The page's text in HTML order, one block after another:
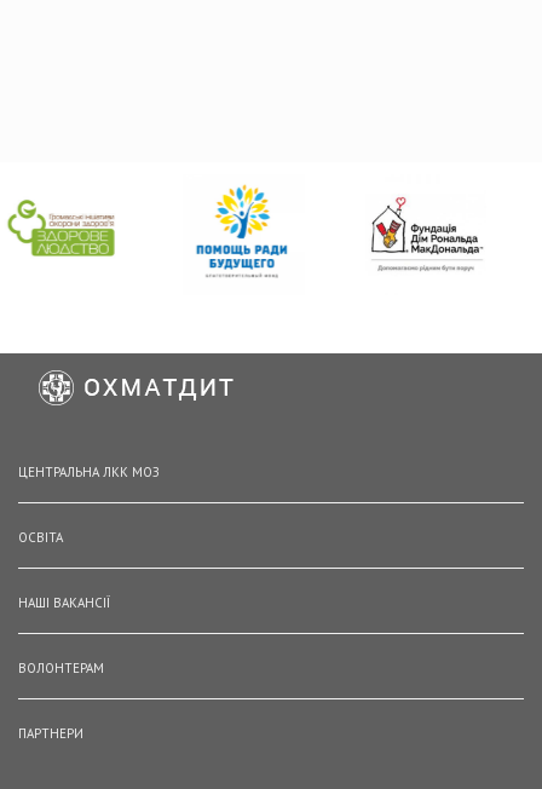
ЦЕНТРАЛЬНА ЛКК МОЗ
ОСВІТА
НАШІ ВАКАНСІЇ
ВОЛОНТЕРАМ
ПАРТНЕРИ